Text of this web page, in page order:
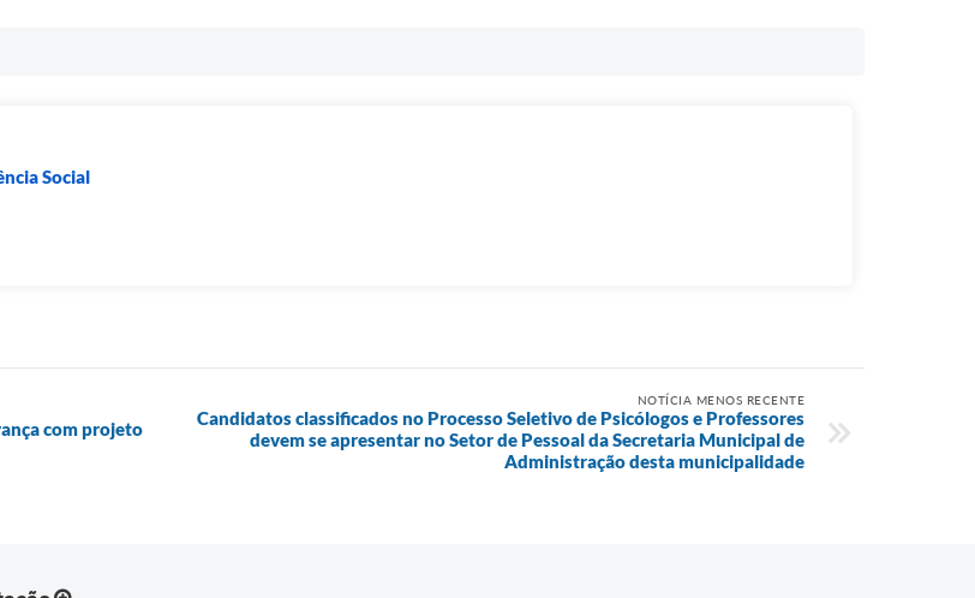
Social
com projeto
NOTÍCIA MENOS RECENTE
Candidatos classificados no Processo Seletivo de Psicólogos e Professores
devem se apresentar no Setor de Pessoal da Secretaria Municipal de
Administração desta municipalidade